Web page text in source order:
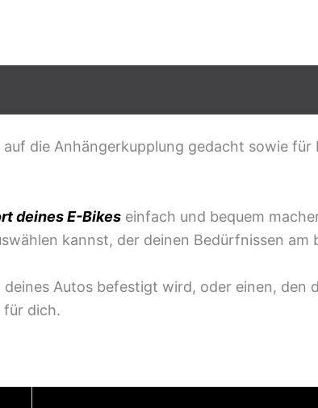
die Anhängerkupplung gedacht sowie für
deines E-Bikes einfach und bequem
kannst, der deinen Bedürfnissen am
Autos befestigt wird, oder einen, den
für dich.